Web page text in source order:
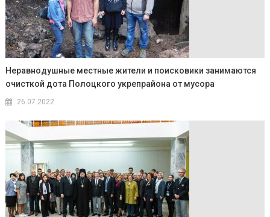
Неравнодушные местные жители и поисковики занимаются
очисткой дота Полоцкого укрепрайона от мусора
26.07.2022